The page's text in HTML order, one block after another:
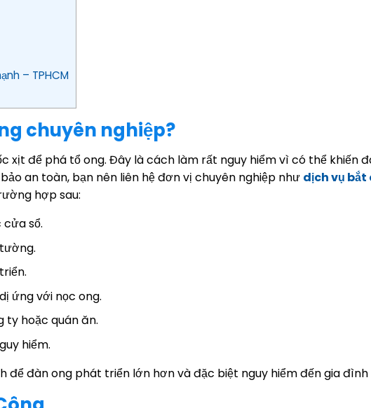
– TPHCM
chuyên nghiệp?
xịt để phá tổ ong. Đây là cách làm rất nguy hiểm vì có thể khiến
an toàn, bạn nên liên hệ đơn vị chuyên nghiệp như dịch vụ
hợp sau:
sổ.
ứng với nọc ong.
ty hoặc quán ăn.
hiểm.
để đàn ong phát triển lớn hơn và đặc biệt nguy hiểm đến gia đình